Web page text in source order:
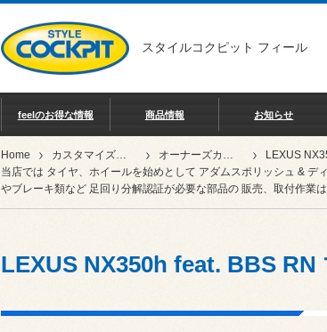
スタイルコクピット フィール
feelのお得な情報 商品情報 お知らせ
Home カスタマイズカー紹介 オーナーズカーインデックス
当店では タイヤ、ホイールを始めとして アダムスポリッシュ &
やブレーキ類など 足回り分解認証が必要な部品の 販売、取付作業
LEXUS NX350h feat. BBS RN